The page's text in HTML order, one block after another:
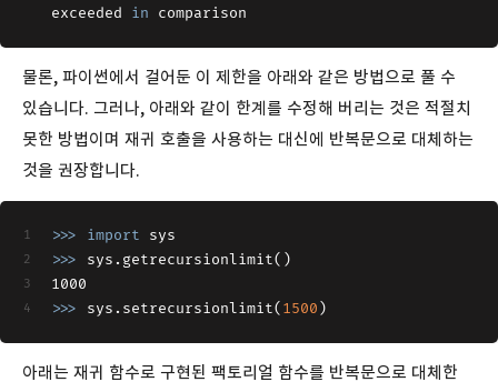
exceeded in comparison
물론, 파이썬에서 걸어둔 이 제한을 아래와 같은 방법으로 풀 수
있습니다. 그러나, 아래와 같이 한계를 수정해 버리는 것은 적절치
못한 방법이며 재귀 호출을 사용하는 대신에 반복문으로 대체하는
것을 권장합니다.
>>> import sys
>>>
sys.getrecursionlimit()
1000
>>>
sys.setrecursionlimit( 1500 )
아래는 재귀 함수로 구현된 팩토리얼 함수를 반복문으로 대체한